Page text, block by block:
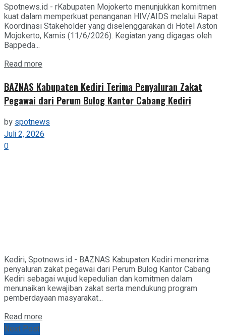
Spotnews.id - rKabupaten Mojokerto menunjukkan komitmen
kuat dalam memperkuat penanganan HIV/AIDS melalui Rapat
Koordinasi Stakeholder yang diselenggarakan di Hotel Aston
Mojokerto, Kamis (11/6/2026). Kegiatan yang digagas oleh
Bappeda...
Read more
BAZNAS Kabupaten Kediri Terima Penyaluran Zakat
Pegawai dari Perum Bulog Kantor Cabang Kediri
byspotnews
Juli 2, 2026
0
Kediri, Spotnews.id - BAZNAS Kabupaten Kediri menerima
penyaluran zakat pegawai dari Perum Bulog Kantor Cabang
Kediri sebagai wujud kepedulian dan komitmen dalam
menunaikan kewajiban zakat serta mendukung program
pemberdayaan masyarakat...
Read more
Next Post